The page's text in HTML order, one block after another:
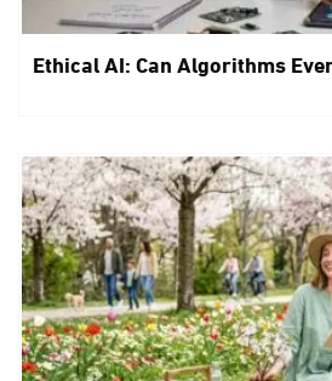
Ethical AI: Can Algorithms